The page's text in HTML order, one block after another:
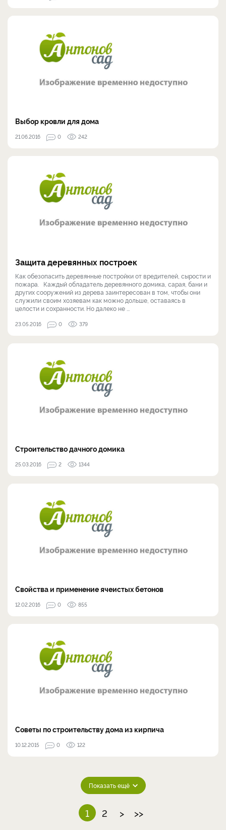
Выбор кровли для дома
21.06.2016 0 242
Защита деревянных построек
Как обезопасить деревянные постройки от вредителей, сырости и
пожара. Каждый обладатель деревянного домика, сарая, бани и
других сооружений из дерева заинтересован в том, чтобы они
служили своим хозяевам как можно дольше, оставаясь в
целости и сохранности. Но далеко не ...
23.05.2016 0 379
Строительство дачного домика
25.03.2016 2 1344
Свойства и применение ячеистых бетонов
12.02.2016 0 855
Советы по строительству дома из кирпича
10.12.2015 0 122
Показать ещё
1 2 > >>